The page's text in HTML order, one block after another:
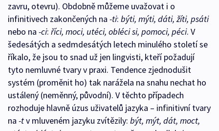
zavru, otevru). Obdobně můžeme uvažovat i o
infinitivech zakončených na -ti: býti, mýti, dáti, žíti, psáti
nebo na -ci: říci, moci, utéci, obléci si, pomoci, péci. V
šedesátých a sedmdesátých letech minulého století se
říkalo, že jsou to snad už jen lingvisti, kteří požadují
tyto nemluvné tvary v praxi. Tendence zjednodušit
systém (proměnit ho) tak narážela na snahu nechat ho
ustálený (neměnný, původní). V těchto případech
rozhoduje hlavně úzus uživatelů jazyka – infinitivní tvary
na -tv mluveném jazyku zvítězily: být, mýt, dát, moct,